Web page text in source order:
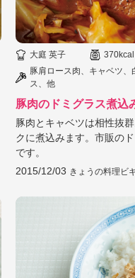
大庭 英子 370kcal
豚肩ロース肉、キャベツ
ス、他
豚肉のドミグラス煮込
豚肉とキャベツは相性抜
クに煮込みます。市販の
です。
2015/12/03 きょうの料理ビ